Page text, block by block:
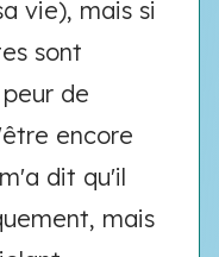
vie), mais si
sont
de
encore
dit qu'il
mais